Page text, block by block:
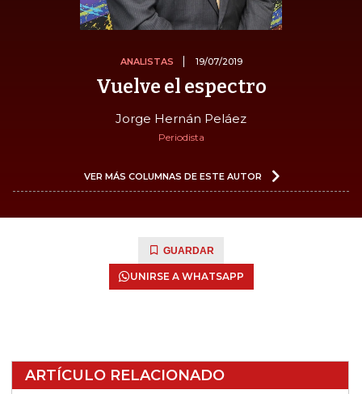
ANALISTAS 19/07/2019
Vuelve el espectro
Jorge Hernán Peláez
Periodista
VER MÁS COLUMNAS DE ESTE AUTOR
GUARDAR
UNIRSE A WHATSAPP
ARTÍCULO RELACIONADO